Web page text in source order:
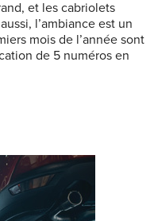
et les cabriolets
l’ambiance est un
mois de l’année sont
de 5 numéros en